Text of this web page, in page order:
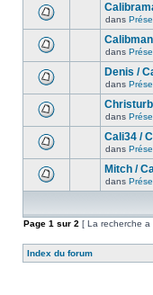
dans
dans
Denis /
dans
dans
Cali34 /
dans
Mitch /
dans
Page 1 sur 2 [ La recherche a
Index du forum